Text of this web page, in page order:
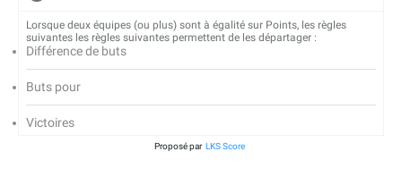
Lorsque deux équipes (ou plus) sont à égalité sur Points, les règles
suivantes les règles suivantes permettent de les départager :
Différence de buts
Buts pour
Victoires
Proposé par LKS Score